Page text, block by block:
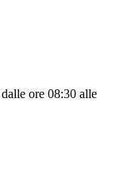
ore 08:30 alle